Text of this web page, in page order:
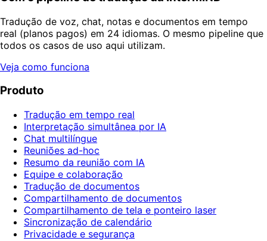
Tradução de voz, chat, notas e documentos em tempo
real (planos pagos) em 24 idiomas. O mesmo pipeline que
todos os casos de uso aqui utilizam.
Veja como funciona
Produto
Tradução em tempo real
Interpretação simultânea por IA
Chat multilíngue
Reuniões ad-hoc
Resumo da reunião com IA
Equipe e colaboração
Tradução de documentos
Compartilhamento de documentos
Compartilhamento de tela e ponteiro laser
Sincronização de calendário
Privacidade e segurança